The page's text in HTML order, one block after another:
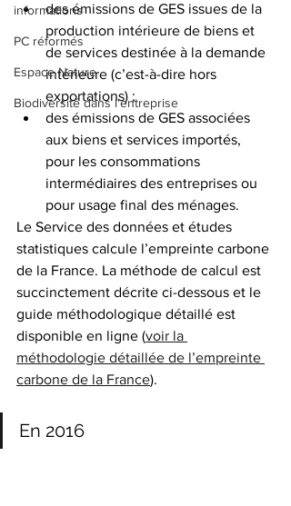
informations
PC réformés
Espace Nature
Biodiversité dans l'entreprise
des émissions de GES issues de la
production intérieure de biens et
de services destinée à la demande
intérieure (c’est-à-dire hors
exportations) ;
des émissions de GES associées
aux biens et services importés,
pour les consommations
intermédiaires des entreprises ou
pour usage final des ménages.
Le Service des données et études
statistiques calcule l’empreinte carbone
de la France. La méthode de calcul est
succinctement décrite ci-dessous et le
guide méthodologique détaillé est
disponible en ligne (voir la
méthodologie détaillée de l’empreinte
carbone de la France).
En 2016